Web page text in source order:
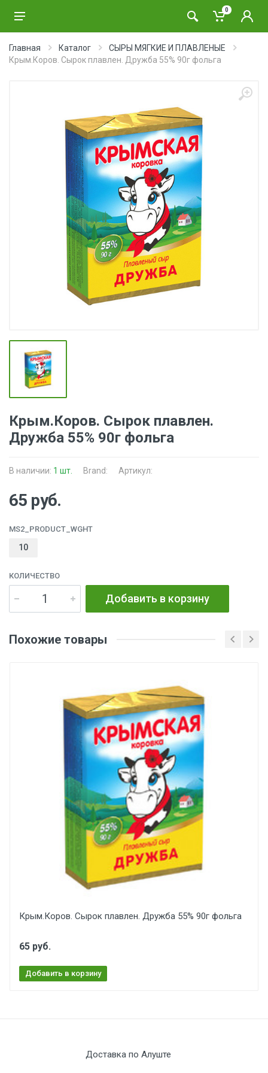
0
Главная Каталог
СЫРЫ МЯГКИЕ И ПЛАВЛЕНЫЕ
Крым.Коров. Сырок плавлен. Дружба 55% 90г фольга
Крым.Коров. Сырок плавлен.
Дружба 55% 90г фольга
В наличии: 1 шт. Brand: Артикул:
65 руб.
MS2_PRODUCT_WGHT
10
КОЛИЧЕСТВО
Добавить в корзину
Похожие товары
Крым.Коров. Сырок плавлен. Дружба 55% 90г фольга
65 руб.
Добавить в корзину
Доставка по Алуште